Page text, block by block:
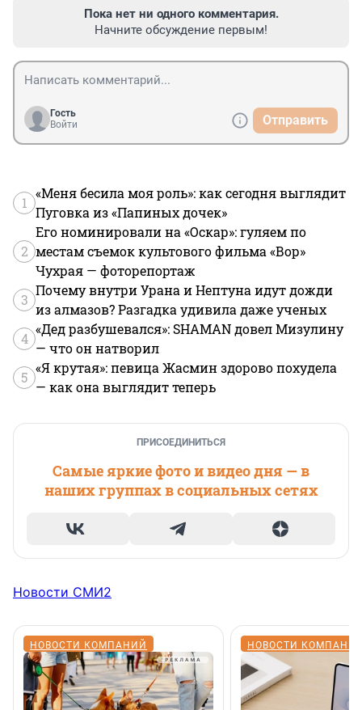
Пока нет ни одного комментария.
Начните обсуждение первым!
Гость
Войти
Отправить
1
«Меня бесила моя роль»: как сегодня выглядит
Пуговка из «Папиных дочек»
2
Его номинировали на «Оскар»: гуляем по
местам съемок культового фильма «Вор»
Чухрая — фоторепортаж
3
Почему внутри Урана и Нептуна идут дожди
из алмазов? Разгадка удивила даже ученых
4
«Дед разбушевался»: SHAMAN довел Мизулину
— что он натворил
5
«Я крутая»: певица Жасмин здорово похудела
— как она выглядит теперь
ПРИСОЕДИНИТЬСЯ
Самые яркие фото и видео дня — в
наших группах в социальных сетях
Новости СМИ2
НОВОСТИ КОМПАНИЙ НОВОСТИ